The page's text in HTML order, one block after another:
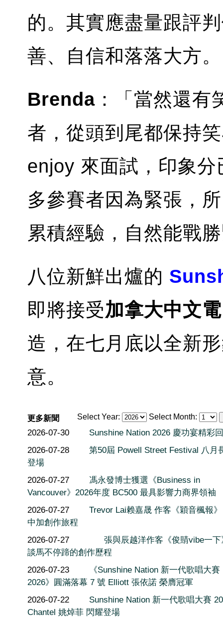
的。其實應盡量跟評
善、自信和落落大方
Brenda ：「當然還
者，從頭到尾都保持
enjoy 來面試，印象
多參賽者因為緊張，
累積經驗，自然能戰
八位新鮮出爐的
即將接受加拿大中文
造，在七月底以全新
意。
Select Year: Select Month:
更多新聞
2026-07-30
Sunshine Nation 2026 慶功宴精彩
2026-07-28
第50屆 Powell Street Festival 八月
登場
2026-07-27
馮永發博士獲選《Business in
Vancouver》2026年度 BC500 最具影響力商界領袖
2026-07-27
Trevor Lai赖嘉晟 作客《穎音楓報
中加創作旅程
2026-07-27
張與辰越洋作客《俊䝼vibe一下
談馬不停蹄的創作歷程
2026-07-23
《Sunshine Nation 新一代歌唱大賽
2026》圓滿落幕 7 號 Elliott 張依諾 榮膺冠軍
2026-07-22
Sunshine Nation 新一代歌唱大賽
Chantel 姚焯菲 閃耀登場